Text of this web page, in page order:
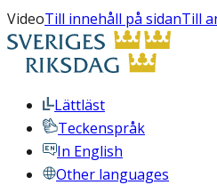
VideoTill innehåll på sidanTill
Lättläst
Teckenspråk
In English
Other languages